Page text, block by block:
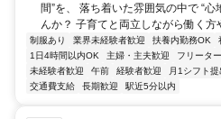
間”を、 落ち着いた雰囲気の中で “
んか？ 子育てと両立しながら働く
制服あり 業界未経験者歓迎 扶養内勤務OK
1日4時間以内OK
主婦・主夫歓迎 フリータ
未経験者歓迎
午前 経験者歓迎 月1シフト提
交通費支給
長期歓迎 駅近5分以内